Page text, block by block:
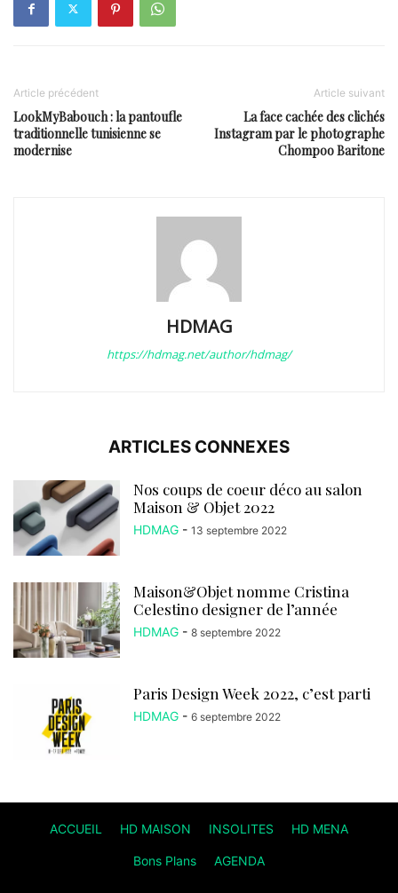
Article précédent
LookMyBabouch : la pantoufle
traditionnelle tunisienne se
modernise
Article suivant
La face cachée des clichés
Instagram par le photographe
Chompoo Baritone
HDMAG
https://hdmag.net/author/hdmag/
ARTICLES CONNEXES
Nos coups de coeur déco au salon
Maison & Objet 2022
HDMAG - 13 septembre 2022
Maison&Objet nomme Cristina
Celestino designer de l’année
HDMAG - 8 septembre 2022
Paris Design Week 2022, c’est parti
HDMAG - 6 septembre 2022
ACCUEIL HD MAISON INSOLITES HD MENA
Bons Plans AGENDA